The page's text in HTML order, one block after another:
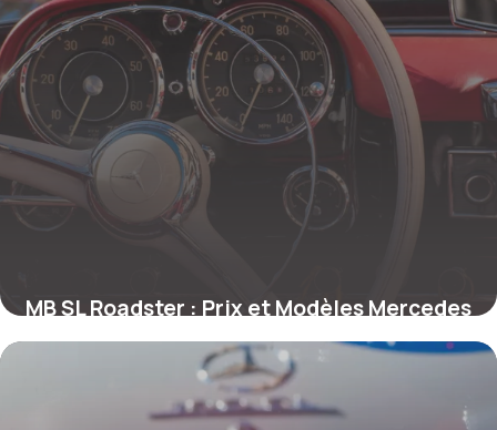
MB SL Roadster : Prix et Modèles Mercedes
22 mai 2026